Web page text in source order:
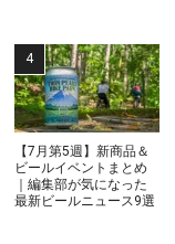
【7月第5週】新商品＆
ビールイベントまとめ
｜編集部が気になった
最新ビールニュース9選